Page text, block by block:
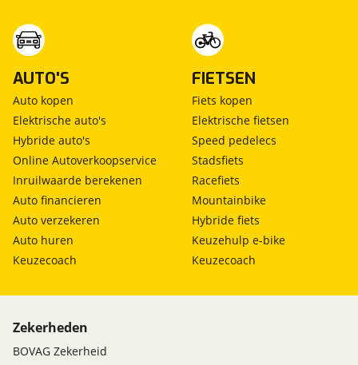
AUTO'S
Auto kopen
Elektrische auto's
Hybride auto's
Online Autoverkoopservice
Inruilwaarde berekenen
Auto financieren
Auto verzekeren
Auto huren
Keuzecoach
FIETSEN
Fiets kopen
Elektrische fietsen
Speed pedelecs
Stadsfiets
Racefiets
Mountainbike
Hybride fiets
Keuzehulp e-bike
Keuzecoach
Zekerheden
BOVAG Zekerheid